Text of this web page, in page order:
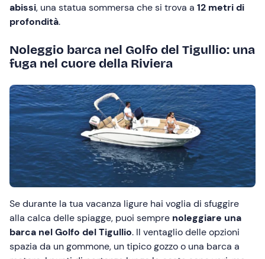
abissi, una statua sommersa che si trova a 12 metri di
profondità.
Noleggio barca nel Golfo del Tigullio: una
fuga nel cuore della Riviera
Se durante la tua vacanza ligure hai voglia di sfuggire
alla calca delle spiagge, puoi sempre noleggiare una
barca nel Golfo del Tigullio. Il ventaglio delle opzioni
spazia da un gommone, un tipico gozzo o una barca a